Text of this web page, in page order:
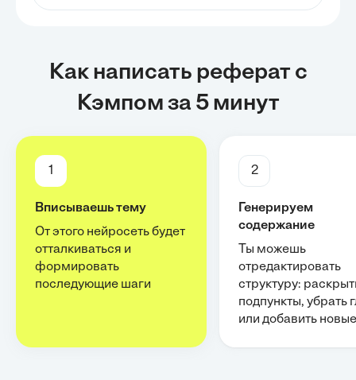
Как написать реферат с
Кэмпом за 5 минут
1
Вписываешь тему
От этого нейросеть будет
отталкиваться и
формировать
последующие шаги
2
Генерируем
содержание
Ты можешь
отредактировать
структуру:
подпункты, убрать
или добавить новые